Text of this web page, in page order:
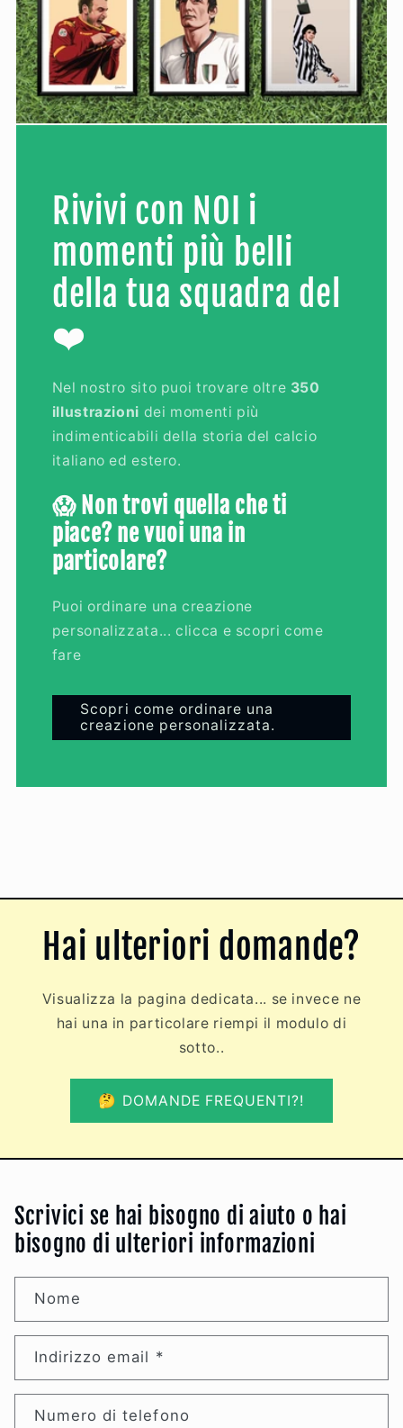
Rivivi con NOI i
momenti più belli
della tua squadra del
❤️
Nel nostro sito puoi trovare oltre 350
illustrazioni dei momenti più
indimenticabili della storia del calcio
italiano ed estero.
😱 Non trovi quella che ti
piace? ne vuoi una in
particolare?
Puoi ordinare una creazione
personalizzata... clicca e scopri come
fare
Scopri come ordinare una
creazione personalizzata.
Hai ulteriori domande?
Visualizza la pagina dedicata... se invece ne
hai una in particolare riempi il modulo di
sotto..
🤔 DOMANDE FREQUENTI?!
Scrivici se hai bisogno di aiuto o hai
bisogno di ulteriori informazioni
Nome
Indirizzo email *
Numero di telefono